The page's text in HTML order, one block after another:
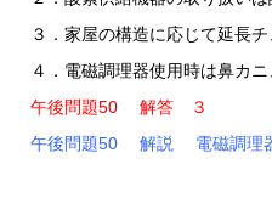
３．家屋の構造に応じて延長
４．電磁調理器使用時は鼻カ
午後問題50 解答 ３
午後問題50 解説 電磁調理器